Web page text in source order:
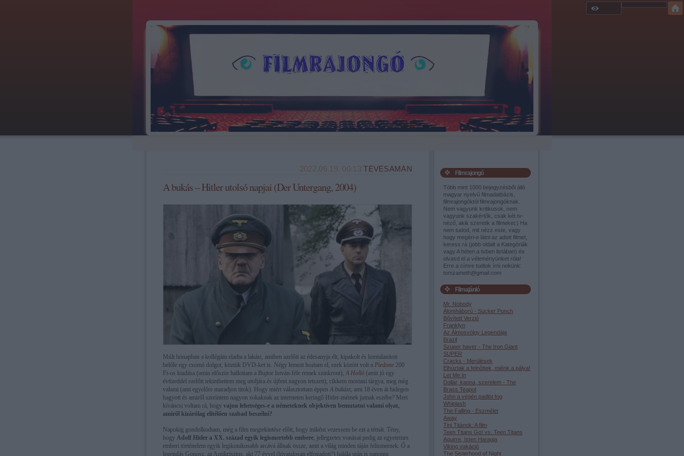
Filmrajongó
Több mint 1000 bejegyzésből álló
magyar nyelvű filmadatbázis,
filmrajongóktól filmrajongóknak.
Nem vagyunk kritikusok, nem
vagyunk szakértők, csak két tv-
néző, akik szeretik a filmeket:) Ha
nem tudod, mit nézz este, vagy
hogy megéri-e látni az adott filmet,
keress rá (jobb oldalt a Kategóriák
vagy A héten a tvben listában) és
olvasd el a véleményünket róla!
Erre a címre tudtok írni nekünk:
tomzameth@gmail.com
Filmajánló
Mr. Nobody
Álomháború - Sucker Punch
Bővített Verzió
Franklyn
Az Álmosvölgy Legendája
Brazil
Szuper haver - The Iron Giant
SUPER
Cracks - Merülések
Elhúztak a felnőttek, miénk a pálya!
Let Me In
Dollár, kanna, szerelem - The
Brass Teapot
John a végén padlót fog
Whiplash
The Falling - Eszmélet
Away
Tini Titánok: A film
Teen Titans Go! vs. Teen Titans
Aguirre, Isten Haragja
Viking vakáció
The Sisterhood of Night
2022.06.19. 00:13TÉVÉSÁMÁN
A bukás – Hitler utolsó napjai (Der Untergang, 2004)
Múlt hónapban a kollégám eladta a lakást, amiben azelőtt az édesanyja élt, kipakolt és lomtalanított
belőle egy csomó dolgot, köztük DVD-ket is. Négy lemezt hoztam el, ezek között volt a Piedone 200
Ft-os kiadása (amin először hallottam a Bujtor István-féle remek szinkront), A Holló (amit jó egy
évtizeddel ezelőtt tekinthettem meg utoljára és újfent nagyon tetszett), cikkem mostani tárgya, meg még
valami (ami egyelőre maradjon titok). Hogy miért választottam éppen A bukást, ami 18 éven át hidegen
hagyott és amiről szerintem nagyon sokaknak az interneten keringő Hitler-mémek jutnak eszébe? Mert
kíváncsi voltam rá, hogy vajon lehetséges-e a németeknek objektíven bemutatni valami olyat,
amiről kizárólag elítélően szabad beszélni?
Napokig gondolkodtam, még a film megtekintése előtt, hogy miként vezessem be ezt a témát. Tény,
hogy Adolf Hitler a XX. század egyik legismertebb embere , jellegzetes vonásai pedig az egyetemes
emberi történelem egyik legikonikusabb arcává állnak össze, amit a világ minden táján felismernek. Ő a
legendás Gonosz, az Antikrisztus, aki 77 évvel (hivatalosan elfogadott?) halála után is naponta